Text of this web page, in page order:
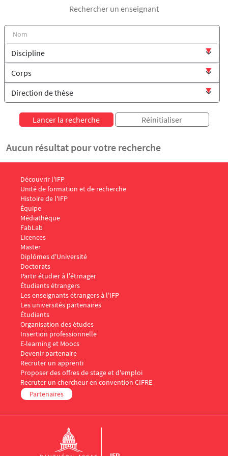
Rechercher un enseignant
Aucun résultat pour votre recherche
Menu Footer IFP 1
Découvrir l'IFP
Unité de formation et de recherche
Histoire de l'IFP
Équipe
Médiathèque
FabLab
Menu Footer IFP 2
Licences
Master
Diplômes d'Université
Doctorats
Menu Footer IFP 3
Partir étudier à l'étrnager
Étudiants étrangers
Les enseignants étrangers à l'IFP
Les universités partenaires
Menu Footer IFP 4
Étudiants
Organisation des études
Insertion professionnelle
E-learning et Moocs
Menu Footer IFP 5
Devenir partenaire
Recruter un apprenti
Proposer des offres de stage et d'emploi
Recruter un chercheur en convention CIFRE
Partenaires